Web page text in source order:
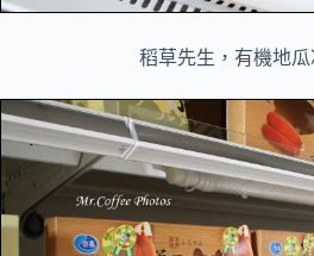
稻草先生，有機地瓜